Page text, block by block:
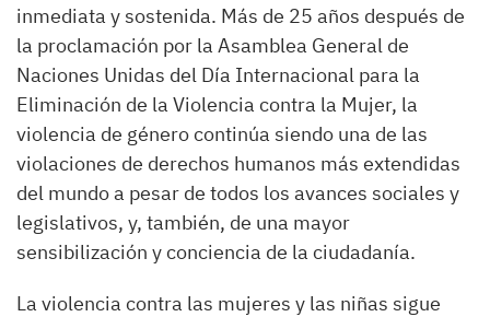
inmediata y sostenida. Más de 25 años después de
la proclamación por la Asamblea General de
Naciones Unidas del Día Internacional para la
Eliminación de la Violencia contra la Mujer, la
violencia de género continúa siendo una de las
violaciones de derechos humanos más extendidas
del mundo a pesar de todos los avances sociales y
legislativos, y, también, de una mayor
sensibilización y conciencia de la ciudadanía.
La violencia contra las mujeres y las niñas sigue